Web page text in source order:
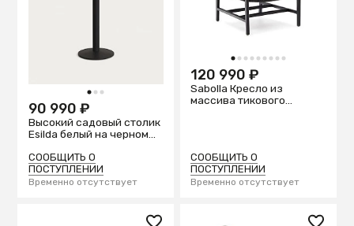
1 2 3
90 990 ₽
Высокий садовый столик
Esilda белый на черном
основании 60 x 60 x 96
см
СООБЩИТЬ О
ПОСТУПЛЕНИИ
Временно отсутствует
1 2 3 4 5 6 7 8 9
120 990 ₽
Sabolla Кресло из
массива тикового
СООБЩИТЬ О
ПОСТУПЛЕНИИ
Временно отсутствует